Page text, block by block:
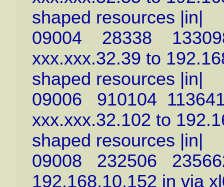
shaped resources |in|
09004 28338
xxx.xxx.32.39 to
shaped resources |in|
09006 910104
xxx.xxx.32.102 to
shaped resources |in|
09008 232506
192.168.10.152 in via